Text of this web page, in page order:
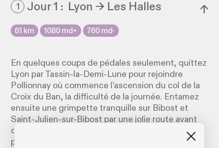
1 Jour 1 : Lyon → Les Halles ↓
61 km 1080 md+ 760 md-
En quelques coups de pédales seulement, quittez
Lyon par Tassin-la-Demi-Lune pour rejoindre
Pollionnay où commence l’ascension du col de la
Croix du Ban, la difficulté de la journée. Entamez
ensuite une grimpette tranquille sur Bibost et
Saint-Julien-sur-Bibost par une jolie route avant
de redescendre direction Les Halles. Pour
prolonger un peu le plaisir, faites un petit détour